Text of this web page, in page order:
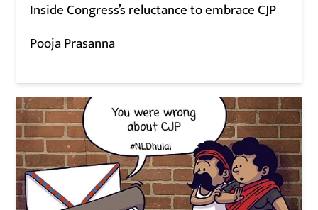
Inside Congress’s reluctance to embrace CJP
Pooja Prasanna